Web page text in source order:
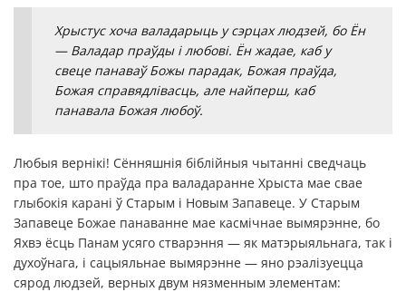
Хрыстус хоча валадарыць у сэрцах людзей, бо Ён
— Валадар праўды і любові. Ён жадае, каб у
свеце панаваў Божы парадак, Божая праўда,
Божая справядлівасць, але найперш, каб
панавала Божая любоў.
Любыя вернікі! Сённяшнія біблійныя чытанні сведчаць
пра тое, што праўда пра валадаранне Хрыста мае свае
глыбокія карані ў Старым і Новым Запавеце. У Старым
Запавеце Божае панаванне мае касмічнае вымярэнне, бо
Яхвэ ёсць Панам усяго стварэння — як матэрыяльнага, так і
духоўнага, і сацыяльнае вымярэнне — яно рэалізуецца
сярод людзей, верных двум нязменным элементам: